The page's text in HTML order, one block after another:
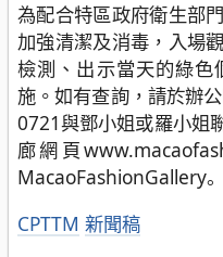
為配合特區政府衛生部
加強清潔及消毒，入場
檢測、出示當天的綠
施。如有查詢，請於辦
0721與鄧小姐或羅小姐
廊網頁
MacaoFashionGallery。
分
CPTTM 新聞稿